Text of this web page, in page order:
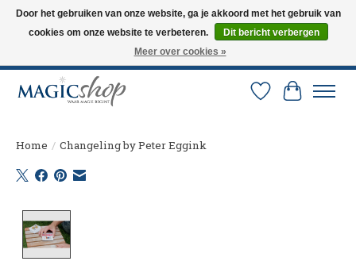
Altijd de nieuwste trucs op voorraad. Snelle verzending via PostNL en DHL.
Langskomen in onze winkel? Bel of mail om een afspraak te maken. 0251-
Verlanglijst
Home / Changeling by Peter Eggink
Door het gebruiken van onze website, ga je akkoord met het gebruik van
cookies om onze website te verbeteren.
Dit bericht verbergen
Meer over cookies »